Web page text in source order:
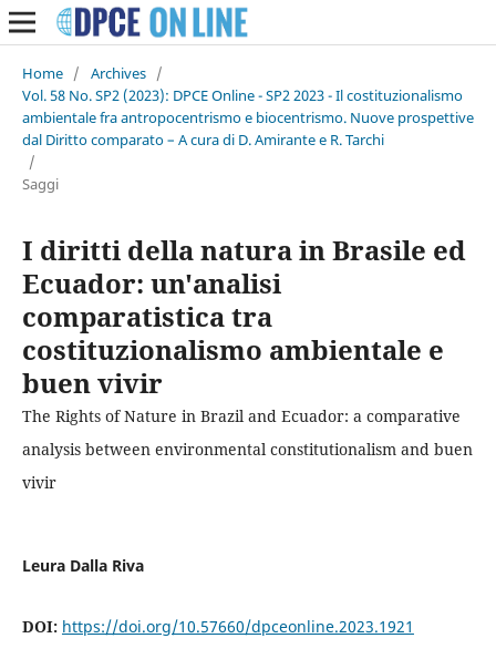
Home / Archives /
Vol. 58 No. SP2 (2023): DPCE Online - SP2 2023 - Il costituzionalismo
ambientale fra antropocentrismo e biocentrismo. Nuove prospettive
dal Diritto comparato – A cura di D. Amirante e R. Tarchi
/
Saggi
I diritti della natura in Brasile ed
Ecuador: un'analisi
comparatistica tra
costituzionalismo ambientale e
buen vivir
The Rights of Nature in Brazil and Ecuador: a comparative
analysis between environmental constitutionalism and buen
vivir
Leura Dalla Riva
DOI: https://doi.org/10.57660/dpceonline.2023.1921